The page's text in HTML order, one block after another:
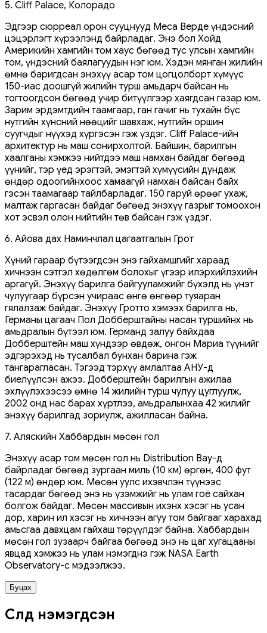
5. Cliff Palace, Колорадо
Эдгээр сюрреал орон сууцнууд Меса Верде үндэсний
цэцэрлэгт хүрээлэнд байрладаг. Энэ бол Хойд
Америкийн хамгийн том хаус бөгөөд тус улсын хамгийн
том, үндэсний баялагуудын нэг юм. Хэдэн мянган жилийн
өмнө баригдсан энэхүү асар том цогцолборт хүмүүс
150-иас доошгүй жилийн турш амьдарч байсан нь
тогтоогдсон бөгөөд учир битүүлгээр хаягдсан газар юм.
Зарим эрдэмтдийн таамгаар, ган гачиг нь тухайн бүс
нутгийн хүнсний нөөцийг шавхаж, нутгийн оршин
суугчдыг нүүхэд хүргэсэн гэж үздэг. Cliff Palace-ийн
архитектур нь маш сонирхолтой. Байшин, барилгын
хаалганы хэмжээ нийтдээ маш намхан байдаг бөгөөд
үүнийг, тэр үед эрэгтэй, эмэгтэй хүмүүсийн дундаж
өндөр одоогийнхоос хамаагүй намхан байсан байх
гэсэн таамагаар тайлбарладаг. 150 гаруй өрөөг ухаж,
малтаж гаргасан байдаг бөгөөд энэхүү газрыг томоохон
хот эсвэл олон нийтийн төв байсан гэж үздэг.
6. Айова дах Наминчлал цагаатгалын Грот
Хүний гараар бүтээгдсэн энэ гайхамшгийг хараад
хичнээн сэтгэл хөдөлгөм болохыг үгээр илэрхийлэхийн
аргагүй. Энэхүү барилга байгууламжийг бүхэлд нь үнэт
чулуугаар бүрсэн учираас өнгө өнгөөр туяаран
гялалзаж байдаг. Энэхүү Гротто хэмээх барилга нь,
Германы цагаач Пол Добберштайны насан туршийнх нь
амьдралын бүтээл юм. Германд залуу байхдаа
Добберштейн маш хүндээр өвдөж, онгон Мариа түүнийг
эдгэрэхэд нь тусалбал бунхан барина гэж
тангарагласан. Тэгээд тэрхүү амлалтаа АНУ-д
биелүүлсэн ажээ. Добберштейн барилгын ажилаа
эхлүүлэхээсээ өмнө 14 жилийн турш чулуу цуглуулж,
2002 онд нас барах хүртлээ, амьдралынхаа 42 жилийг
энэхүү барилгад зориулж, ажилласан байна.
7. Аляскийн Хаббардын мөсөн гол
Энэхүү асар том мөсөн гол нь Distribution Bay-д
байрладаг бөгөөд зургаан миль (10 км) өргөн, 400 фут
(122 м) өндөр юм. Мөсөн уулс ихэвчлэн түүнээс
тасардаг бөгөөд энэ нь үзэмжийг нь улам гоё сайхан
болгож байдаг. Мөсөн массивын ихэнх хэсэг нь усан
дор, харин ил хэсэг нь хичнээн агуу том байгааг харахад
амьсгаа давхцам гайхаш төрүүлдэг байна. Хаббардын
мөсөн гол зузаарч байгаа бөгөөд энэ нь цаг хугацааны
явцад хэмжээ нь улам нэмэгднэ гэж NASA Earth
Observatory-с мэдээлжээ.
Буцах
Сүүлд нэмэгдсэн